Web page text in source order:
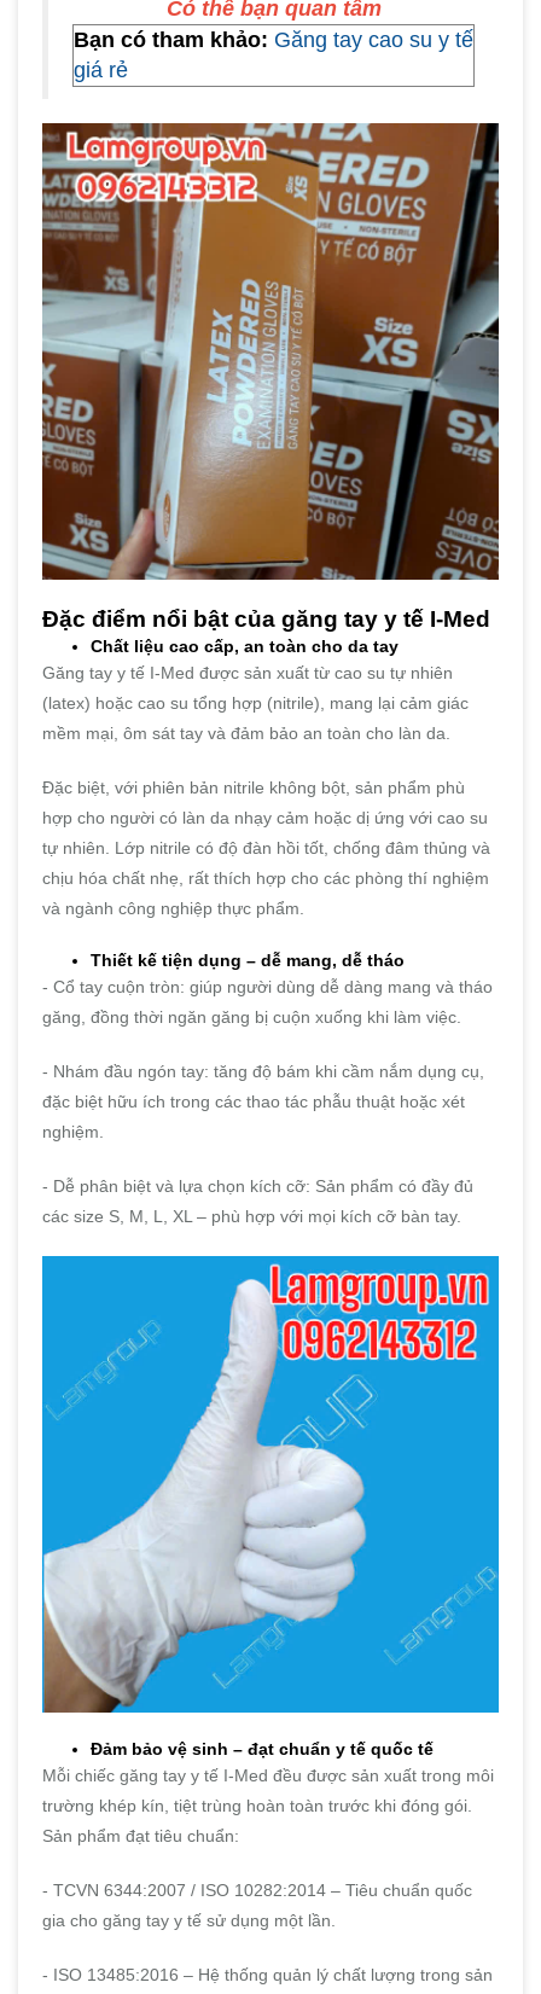
Có thể bạn quan tâm
Bạn có tham khảo: Găng tay cao su y tế
giá rẻ
Đặc điểm nổi bật của găng tay y tế I-Med
Chất liệu cao cấp, an toàn cho da tay
Găng tay y tế I-Med được sản xuất từ cao su tự nhiên
(latex) hoặc cao su tổng hợp (nitrile), mang lại cảm giác
mềm mại, ôm sát tay và đảm bảo an toàn cho làn da.
Đặc biệt, với phiên bản nitrile không bột, sản phẩm phù
hợp cho người có làn da nhạy cảm hoặc dị ứng với cao su
tự nhiên. Lớp nitrile có độ đàn hồi tốt, chống đâm thủng và
chịu hóa chất nhẹ, rất thích hợp cho các phòng thí nghiệm
và ngành công nghiệp thực phẩm.
Thiết kế tiện dụng – dễ mang, dễ tháo
- Cổ tay cuộn tròn: giúp người dùng dễ dàng mang và tháo
găng, đồng thời ngăn găng bị cuộn xuống khi làm việc.
- Nhám đầu ngón tay: tăng độ bám khi cầm nắm dụng cụ,
đặc biệt hữu ích trong các thao tác phẫu thuật hoặc xét
nghiệm.
- Dễ phân biệt và lựa chọn kích cỡ: Sản phẩm có đầy đủ
các size S, M, L, XL – phù hợp với mọi kích cỡ bàn tay.
Đảm bảo vệ sinh – đạt chuẩn y tế quốc tế
Mỗi chiếc găng tay y tế I-Med đều được sản xuất trong môi
trường khép kín, tiệt trùng hoàn toàn trước khi đóng gói.
Sản phẩm đạt tiêu chuẩn:
- TCVN 6344:2007 / ISO 10282:2014 – Tiêu chuẩn quốc
gia cho găng tay y tế sử dụng một lần.
- ISO 13485:2016 – Hệ thống quản lý chất lượng trong sản